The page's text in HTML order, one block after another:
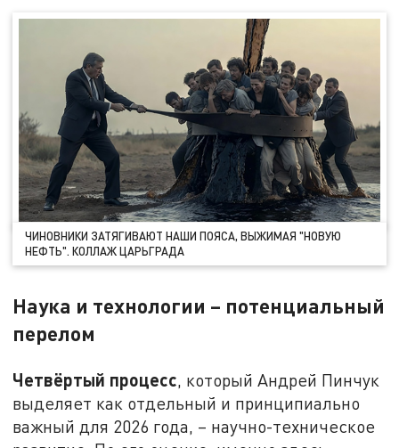
ЧИНОВНИКИ ЗАТЯГИВАЮТ НАШИ ПОЯСА, ВЫЖИМАЯ "НОВУЮ
НЕФТЬ". КОЛЛАЖ ЦАРЬГРАДА
Наука и технологии – потенциальный
перелом
Четвёртый процесс, который Андрей Пинчук
выделяет как отдельный и принципиально
важный для 2026 года, – научно-техническое